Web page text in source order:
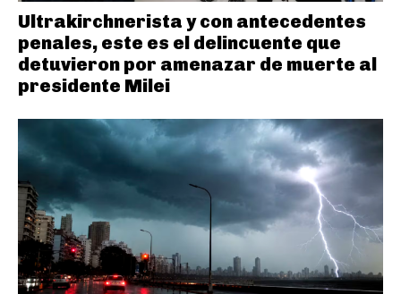
Ultrakirchnerista y con antecedentes
penales, este es el delincuente que
detuvieron por amenazar de muerte al
presidente Milei